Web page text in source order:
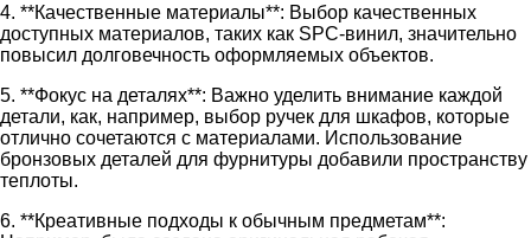
4. **Качественные материалы**: Выбор качественных
доступных материалов, таких как SPC-винил, значительно
повысил долговечность оформляемых объектов.
5. **Фокус на деталях**: Важно уделить внимание каждой
детали, как, например, выбор ручек для шкафов, которые
отлично сочетаются с материалами. Использование
бронзовых деталей для фурнитуры добавили пространству
теплоты.
6. **Креативные подходы к обычным предметам**: